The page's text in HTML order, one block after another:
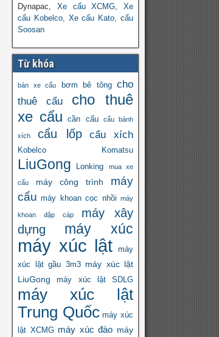
Dynapac, Xe cẩu XCMG, Xe
cẩu Kobelco, Xe cẩu Kato,cẩu
Soosan
Từ khóa
bán xe cẩu bơm bê tông
cho
thuê cẩu
cho thuê
xe cẩu
cần cẩu cẩu bánh
xích cẩu lốp cẩu xích
Kobelco Komatsu
LiuGong Lonking mua xe
cẩu máy công trình
máy
cẩu máy khoan cọc nhồi máy
khoan đập cáp
máy xây
dựng
máy xúc
máy xúc lật
máy
xúc lật gầu 3m3
máy xúc lật
LiuGong
máy xúc lật SDLG
máy xúc lật
Trung Quốc máy xúc
lật XCMG máy xúc đào máy